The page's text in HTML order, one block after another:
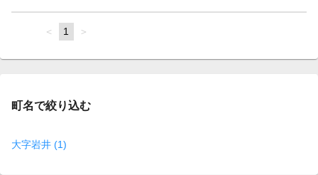
page
You're
page
1 page
町名で絞り込む
大字岩井 (1)